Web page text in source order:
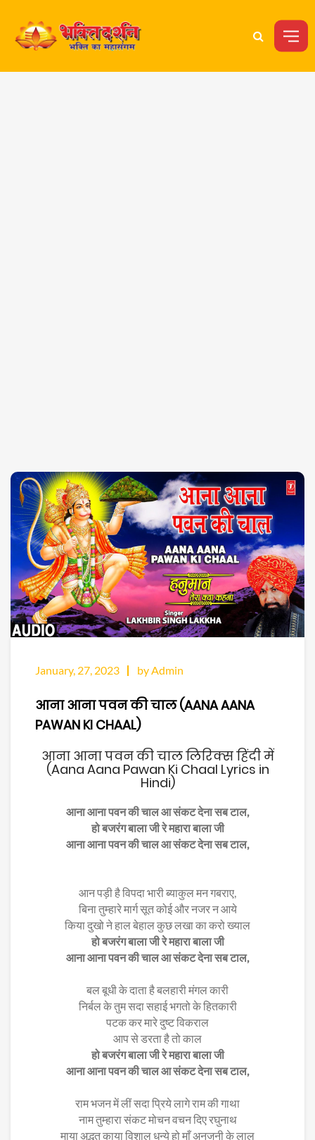
January, 27, 2023 by Admin
आना आना पवन की चाल (AANA AANA
PAWAN KI CHAAL)
आना आना पवन की चाल लिरिक्स हिंदी में
(Aana Aana Pawan Ki Chaal Lyrics in
Hindi)
आना आना पवन की चाल आ संकट देना सब टाल,
हो बजरंग बाला जी रे महारा बाला जी
आना आना पवन की चाल आ संकट देना सब टाल,
आन पड़ी है विपदा भारी ब्याकुल मन गबराए,
बिना तुम्हारे मार्ग सूत कोई और नजर न आये
किया दुखो ने हाल बेहाल कुछ लखा का करो ख्याल
हो बजरंग बाला जी रे महारा बाला जी
आना आना पवन की चाल आ संकट देना सब टाल,
बल बूधी के दाता है बलहारी मंगल कारी
निर्बल के तुम सदा सहाई भगतो के हितकारी
पटक कर मारे दुष्ट विकराल
आप से डरता है तो काल
हो बजरंग बाला जी रे महारा बाला जी
आना आना पवन की चाल आ संकट देना सब टाल,
राम भजन में लीं सदा प्रिये लागे राम की गाथा
नाम तुम्हारा संकट मोचन वचन दिए रघुनाथ
माया अद्भुत काया विशाल धन्ये हो माँ अनजनी के लाल